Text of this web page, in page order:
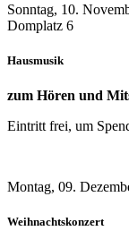
Sonntag, 10.
Domplatz 6
Hausmusik
zum Hören und
Eintritt frei, um
Montag, 09.
Weihnachtskonzert